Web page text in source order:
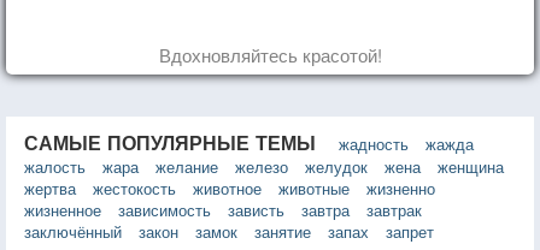
Вдохновляйтесь красотой!
САМЫЕ ПОПУЛЯРНЫЕ ТЕМЫ жадность
жажда
жалость
жара желание железо желудок жена
женщина
жертва
жестокость животное животные
жизненно
жизненное
зависимость зависть завтра
завтрак
заключённый
закон замок занятие запах
запрет